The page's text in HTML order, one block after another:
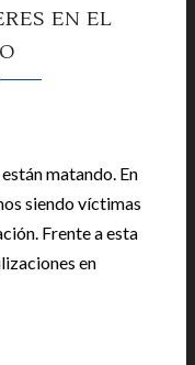
EN EL
matando. En
siendo víctimas
Frente a esta
en